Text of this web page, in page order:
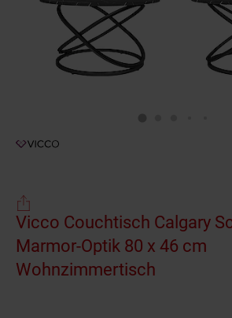
Vicco Couchtisch Calgary
Marmor-Optik 80 x 46 cm
Wohnzimmertisch